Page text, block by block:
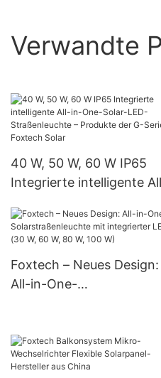
Verwandte
40 W, 50 W, 60 W IP65
Integrierte intelligente
Straßenleuchte –
der G-Serie | Foxtech
Solar
Foxtech – Neues Design:
All-in-One-
W, 80 W, 100 W)